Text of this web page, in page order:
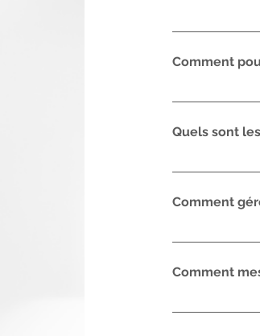
La
opérations
Comment
Nous
l'optimisation
Quels sont
La
meilleure
Comment
Nous
fluide vers la
Comment
Nous